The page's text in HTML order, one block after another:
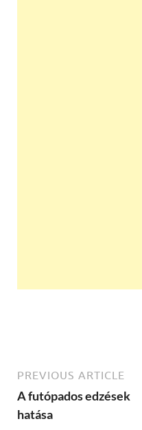
PREVIOUS ARTICLE
A futópados edzések
hatása